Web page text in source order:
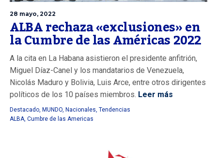
28 mayo, 2022
ALBA rechaza «exclusiones» en
la Cumbre de las Américas 2022
A la cita en La Habana asistieron el presidente anfitrión,
Miguel Díaz-Canel y los mandatarios de Venezuela,
Nicolás Maduro y Bolivia, Luis Arce, entre otros dirigentes
políticos de los 10 países miembros. Leer más
Destacado, MUNDO, Nacionales, Tendencias
ALBA, Cumbre de las Americas